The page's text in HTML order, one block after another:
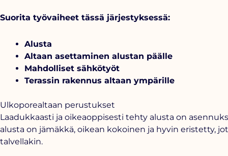
Suorita työvaiheet tässä järjestyksessä:
Alusta
Altaan asettaminen alustan päälle
Mahdolliset sähkötyöt
Terassin rakennus altaan ympärille
Ulkoporealtaan perustukset
Laadukkaasti ja oikeaoppisesti tehty alusta on
alusta on jämäkkä, oikean kokoinen ja hyvin eristetty,
talvellakin.